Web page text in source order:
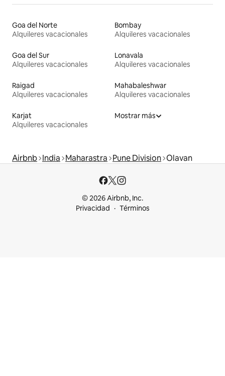
Goa del Norte
Alquileres vacacionales
Bombay
Alquileres vacacionales
Goa del Sur
Alquileres vacacionales
Lonavala
Alquileres vacacionales
Raigad
Alquileres vacacionales
Mahabaleshwar
Alquileres vacacionales
Karjat
Alquileres vacacionales
Mostrar más
Airbnb India Maharastra Pune Division Olavan
© 2026 Airbnb, Inc.
Privacidad
Términos